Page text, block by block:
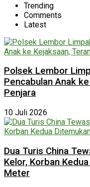
Trending
Comments
Latest
Polsek Lembor
Pencabulan Anak
Penjara
10 Juli 2026
Dua Turis China
Kelor, Korban
Meter